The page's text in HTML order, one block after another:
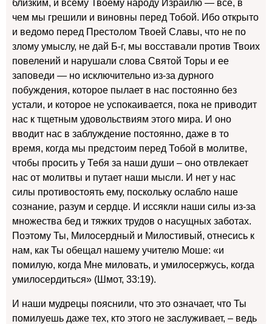
близким, и всему Твоему народу Израилю — все, в
чем мы грешили и виновны перед Тобой. Ибо открыто
и ведомо перед Престолом Твоей Славы, что не по
злому умыслу, не дай Б-г, мы восставали против Твоих
повелений и нарушали слова Святой Торы и ее
заповеди — но исключительно из-за дурного
побуждения, которое пылает в нас постоянно без
устали, и которое не успокаивается, пока не приводит
нас к тщетным удовольствиям этого мира. И оно
вводит нас в заблуждение постоянно, даже в то
время, когда мы предстоим перед Тобой в молитве,
чтобы просить у Тебя за наши души – оно отвлекает
нас от молитвы и путает наши мысли. И нет у нас
силы противостоять ему, поскольку ослабло наше
сознание, разум и сердце. И иссякли наши силы из-за
множества бед и тяжких трудов о насущных заботах.
Поэтому Ты, Милосердный и Милостивый, отнесись к
нам, как Ты обещал нашему учителю Моше: «и
помилую, когда Мне миловать, и умилосержусь, когда
умилосердиться» (Шмот, 33:19).
И наши мудрецы пояснили, что это означает, что Ты
помилуешь даже тех, кто этого не заслуживает, – ведь